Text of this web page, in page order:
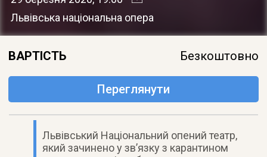
Львівська національна опера
ВАРТІСТЬ Безкоштовно
Переглянути
Львівський Національний опений театр,
який зачинено у зв’язку з карантином